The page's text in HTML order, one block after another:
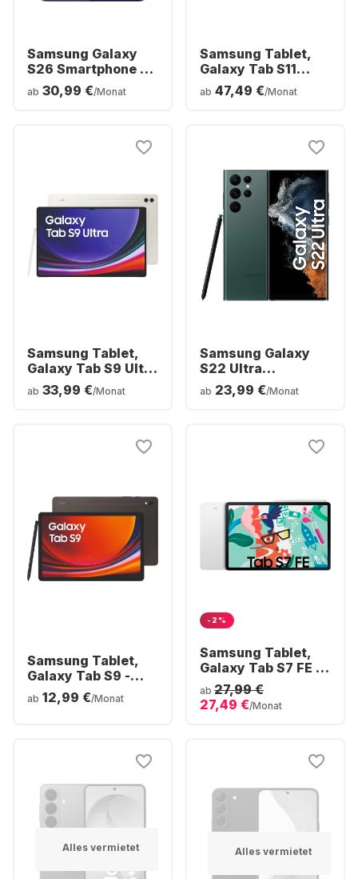
Samsung Galaxy
S26 Smartphone -
256GB - Dual SIM
ab 30,99 €/Monat
Samsung Tablet,
Galaxy Tab S11
Ultra - WIFI -
Android - 256GB
ab 47,49 €/Monat
Samsung Tablet,
Galaxy Tab S9 Ultra
- WIFI - Android -
512GB
ab 33,99 €/Monat
Samsung Galaxy
S22 Ultra
Smartphone -
512GB - Dual SIM
ab 23,99 €/Monat
Samsung Tablet,
Galaxy Tab S9 -
WIFI - Android -
128GB
ab 12,99 €/Monat
-2%
Samsung Tablet,
Galaxy Tab S7 FE -
5G - Android - 64GB
ab 27,99 €
27,49 €/Monat
Alles vermietet Alles vermietet